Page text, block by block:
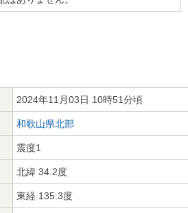
2024年11月03日 10時51分頃
和歌山県北部
震度1
北緯 34.2度
東経 135.3度